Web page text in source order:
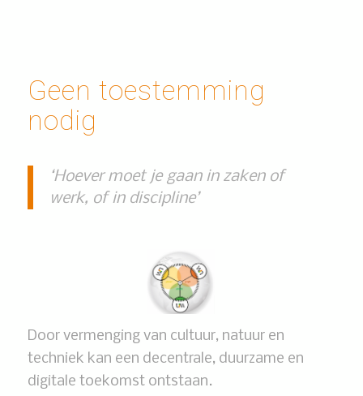
Geen toestemming
nodig
‘Hoever moet je gaan in zaken of
werk, of in discipline’
Door vermenging van cultuur, natuur en
techniek kan een decentrale, duurzame en
digitale toekomst ontstaan.